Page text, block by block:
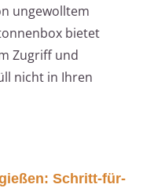
ungewolltem
bietet
Zugriff und
nicht in Ihren
Schritt-für-